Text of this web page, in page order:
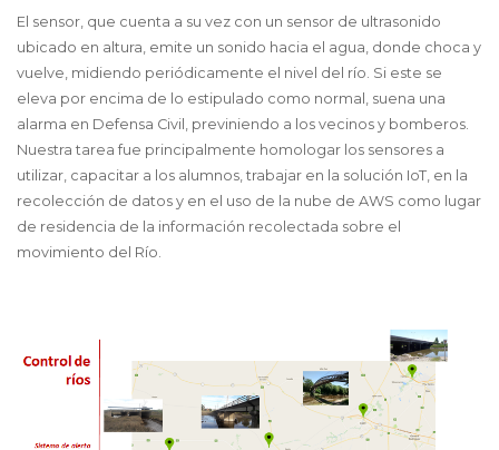
El sensor, que cuenta a su vez con un sensor de ultrasonido
ubicado en altura, emite un sonido hacia el agua, donde choca y
vuelve, midiendo periódicamente el nivel del río. Si este se
eleva por encima de lo estipulado como normal, suena una
alarma en Defensa Civil, previniendo a los vecinos y bomberos.
Nuestra tarea fue principalmente homologar los sensores a
utilizar, capacitar a los alumnos, trabajar en la solución IoT, en la
recolección de datos y en el uso de la nube de AWS como lugar
de residencia de la información recolectada sobre el
movimiento del Río.